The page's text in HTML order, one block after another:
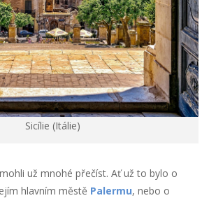
Sicílie (Itálie)
už mnohé přečíst. Ať už to bylo o
hlavním městě Palermu, nebo o